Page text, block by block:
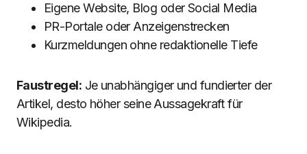
Eigene Website, Blog oder Social Media
PR-Portale oder Anzeigenstrecken
Kurzmeldungen ohne redaktionelle Tiefe
Faustregel: Je unabhängiger und fundierter der
Artikel, desto höher seine Aussagekraft für
Wikipedia.